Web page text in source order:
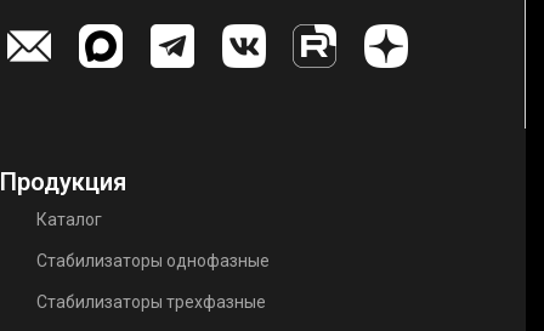
Продукция
Каталог
Стабилизаторы однофазные
Стабилизаторы трехфазные